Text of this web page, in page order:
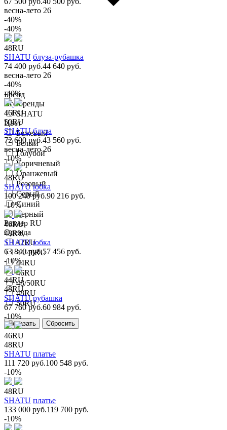
Бренд
Все бренды
SHATU
Цвет
Бежевый
Белый
Голубой
Коричневый
Оранжевый
Розовый
Серый
Синий
Черный
Размер RU
Одежда
42RU
44/46RU
44RU
46RU
48/50RU
48RU
50RU
весна-лето 26
-40%
-40%
48RU
SHATU блуза-рубашка
74 400 руб.44 640 руб.
весна-лето 26
-40%
-40%
46RU
50RU
SHATU блуза
72 600 руб.43 560 руб.
весна-лето 26
-10%
48RU
SHATU юбка
100 240 руб.90 216 руб.
-10%
46RU
48RU
SHATU юбка
63 840 руб.57 456 руб.
-10%
44RU
48RU
SHATU рубашка
67 760 руб.60 984 руб.
-10%
46RU
48RU
SHATU платье
111 720 руб.100 548 руб.
-10%
48RU
SHATU платье
133 000 руб.119 700 руб.
-10%